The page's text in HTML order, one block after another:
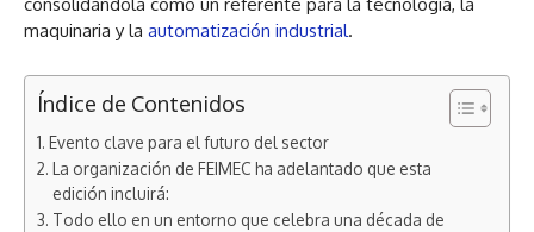
maquinaria y la automatización industrial.
Índice de Contenidos
Evento clave para el futuro del sector
La organización de FEIMEC ha adelantado que esta
edición incluirá:
Todo ello en un entorno que celebra una década de